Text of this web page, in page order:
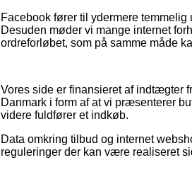
Facebook fører til ydermere
Desuden møder vi mange internet
ordreforløbet, som på samme måde
Vores side er finansieret af indtægter
Danmark i form af at vi præsenterer
videre fuldfører et indkøb.
Data omkring tilbud og internet
reguleringer der kan være realiseret